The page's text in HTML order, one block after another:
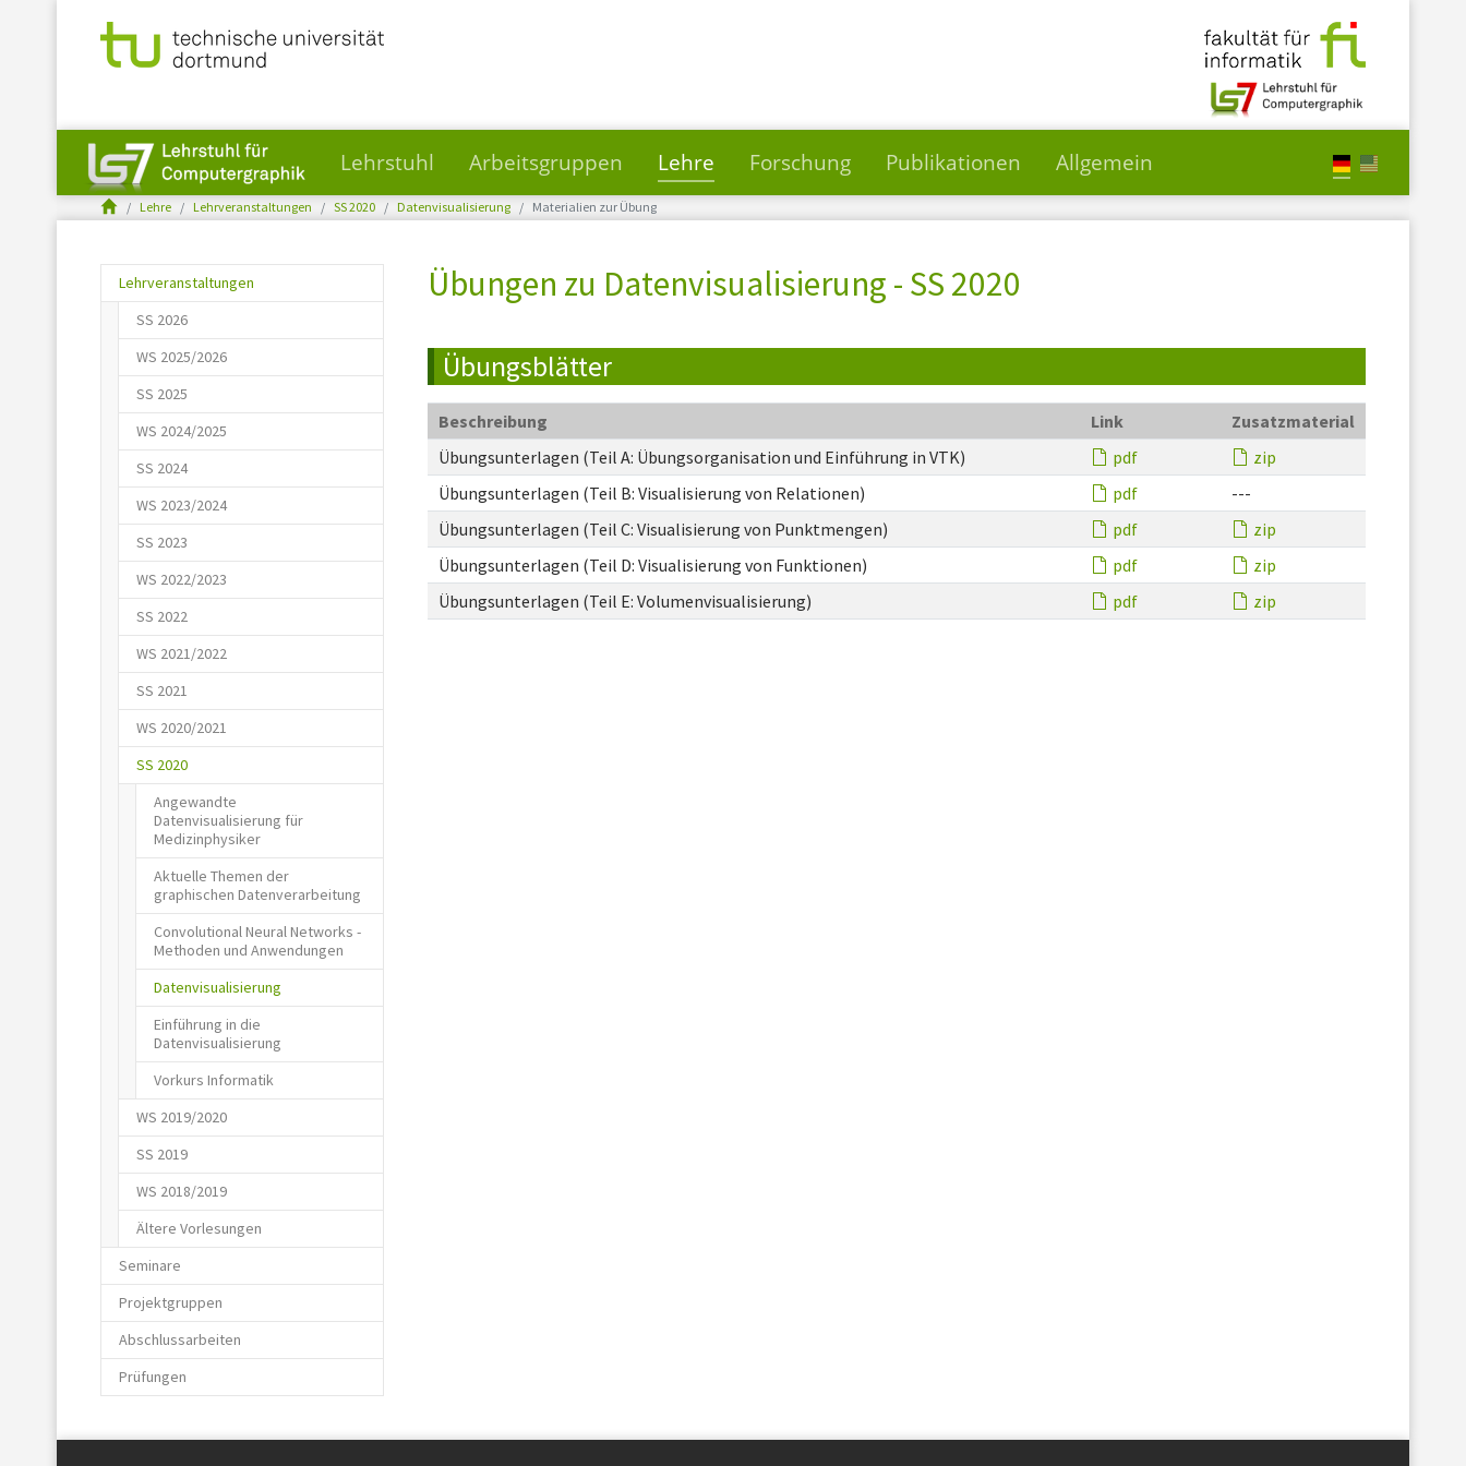
Skip to main content
Lehrstuhl Arbeitsgruppen Lehre Forschung Publikationen Allgemein
You are here:
Lehre Lehrveranstaltungen SS 2020 Datenvisualisierung Materialien zur Übung
Lehrveranstaltungen
SS 2026
WS 2025/2026
SS 2025
WS 2024/2025
SS 2024
WS 2023/2024
SS 2023
WS 2022/2023
SS 2022
WS 2021/2022
SS 2021
WS 2020/2021
SS 2020
Angewandte
Datenvisualisierung für
Medizinphysiker
Aktuelle Themen der
graphischen Datenverarbeitung
Convolutional Neural Networks -
Methoden und Anwendungen
Datenvisualisierung
Einführung in die
Datenvisualisierung
Vorkurs Informatik
WS 2019/2020
SS 2019
WS 2018/2019
Ältere Vorlesungen
Seminare
Projektgruppen
Abschlussarbeiten
Prüfungen
Übungen zu Datenvisualisierung - SS 2020
Übungsblätter
Beschreibung Link
Zusatzmaterial
Übungsunterlagen (Teil A: Übungsorganisation und Einführung in VTK)
pdf
zip
Übungsunterlagen (Teil B: Visualisierung von Relationen)
pdf
---
Übungsunterlagen (Teil C: Visualisierung von Punktmengen)
pdf
zip
Übungsunterlagen (Teil D: Visualisierung von Funktionen)
pdf
zip
Übungsunterlagen (Teil E: Volumenvisualisierung)
pdf zip